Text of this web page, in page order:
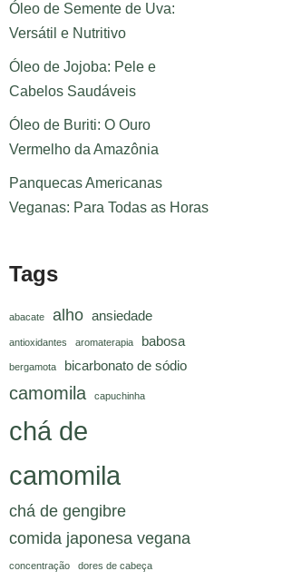
Óleo de Semente de Uva:
Versátil e Nutritivo
Óleo de Jojoba: Pele e
Cabelos Saudáveis
Óleo de Buriti: O Ouro
Vermelho da Amazônia
Panquecas Americanas
Veganas: Para Todas as Horas
Tags
abacate alho ansiedade
antioxidantes aromaterapia babosa
bergamota bicarbonato de sódio
camomila capuchinha
chá de
camomila
chá de gengibre
comida japonesa vegana
concentração dores de cabeça